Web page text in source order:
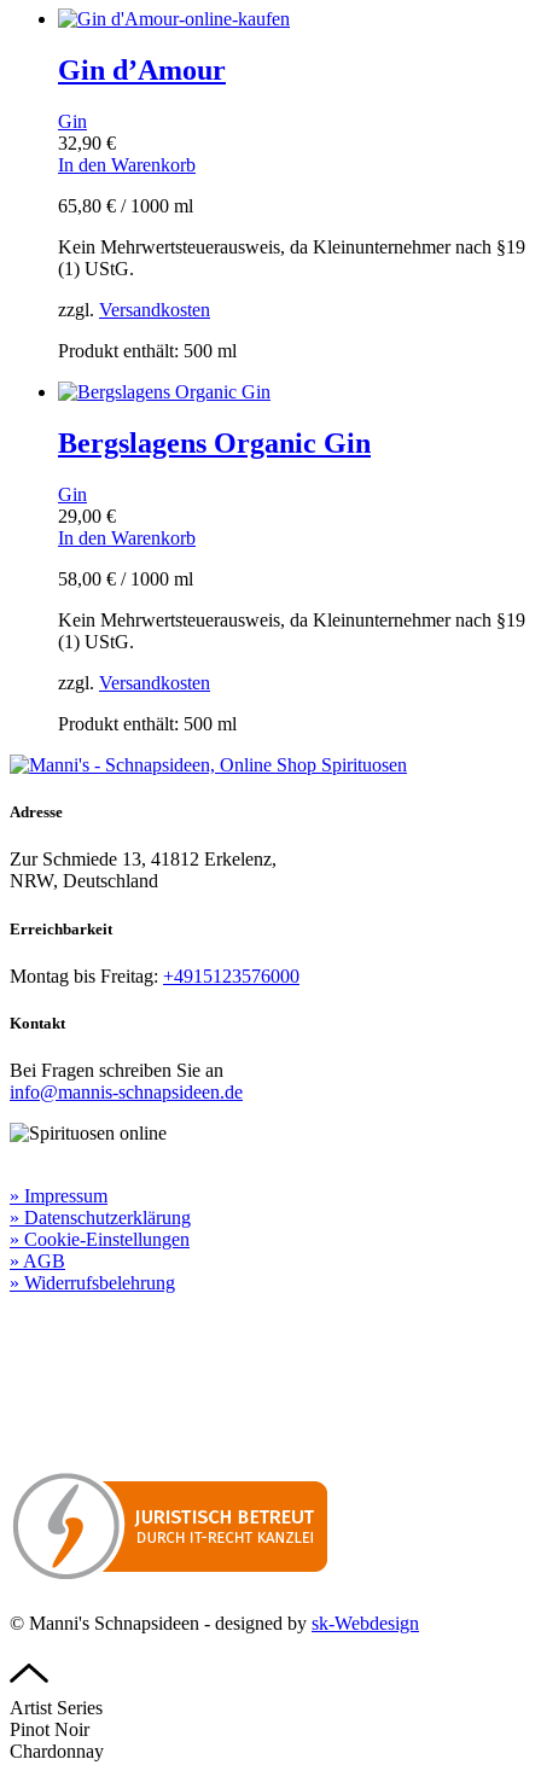
Gin d’Amour
Gin
32,90 €
In den Warenkorb
65,80 € / 1000 ml
Kein Mehrwertsteuerausweis, da Kleinunternehmer nach §19
(1) UStG.
zzgl. Versandkosten
Produkt enthält: 500 ml
Bergslagens Organic Gin
Gin
29,00 €
In den Warenkorb
58,00 € / 1000 ml
Kein Mehrwertsteuerausweis, da Kleinunternehmer nach §19
(1) UStG.
zzgl. Versandkosten
Produkt enthält: 500 ml
Adresse
Zur Schmiede 13, 41812 Erkelenz,
NRW, Deutschland
Erreichbarkeit​
Montag bis Freitag: +4915123576000
Kontakt
Bei Fragen schreiben Sie an
info@mannis-schnapsideen.de
» Impressum
» Datenschutzerklärung
» Cookie-Einstellungen
» AGB
» Widerrufsbelehrung
© Manni's Schnapsideen - designed by sk-Webdesign
Artist Series
Pinot Noir
Chardonnay